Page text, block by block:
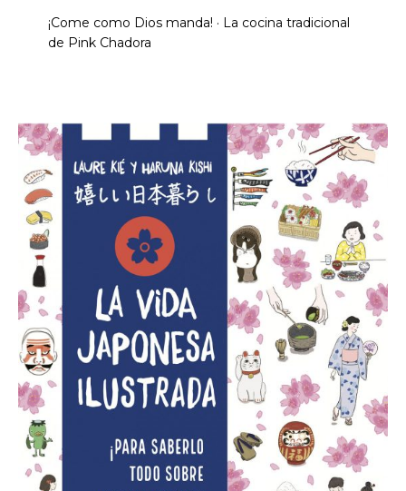
¡Come como Dios manda! · La cocina tradicional
de Pink Chadora